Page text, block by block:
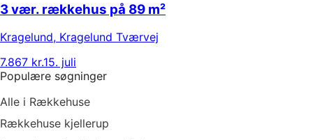
3 vær. rækkehus på 89 m²
Kragelund, Kragelund Tværvej
7.867 kr.15. juli
Populære søgninger
Alle i Rækkehuse
Rækkehuse kjellerup